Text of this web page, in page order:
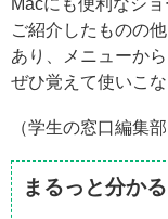
Macにも便利なシ
ご紹介したものの
あり、メニューか
ぜひ覚えて使いこな
（学生の窓口編集部
まるっと分か